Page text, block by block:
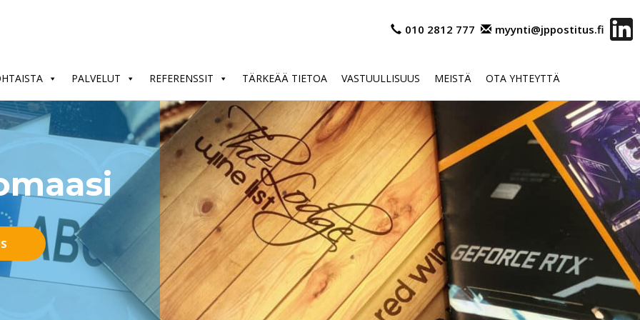
010 2812 777 myynti@jppostitus.fi
PALVELUT REFERENSSIT TÄRKEÄÄ TIETOA VASTUULLISUUS MEISTÄ OTA YHTEYTTÄ